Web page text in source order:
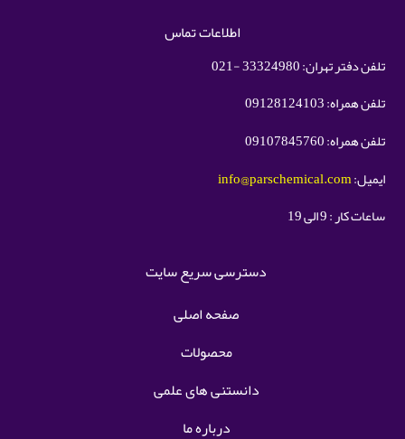
اطلاعات تماس
تلفن دفتر تهران: 33324980 -021
تلفن همراه: 09128124103
تلفن همراه: 09107845760
ایمیل:info@parschemical.com
ساعات کار : 9 الی 19
دسترسی سریع سایت
صفحه اصلی
محصولات
دانستنی های علمی
درباره ما